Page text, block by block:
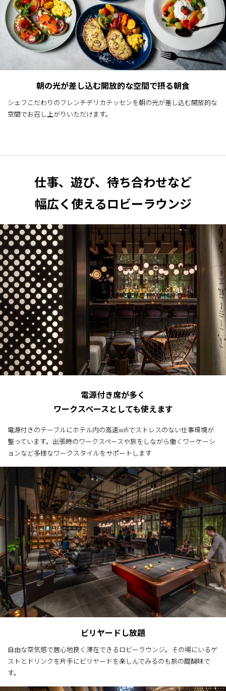
朝の光が差し込む開放的な空間で摂る朝食
シェフこだわりのフレンチデリカテッセンを朝の光が差し込む開放的な
空間でお召し上がりいただけます。
仕事、遊び、待ち合わせなど
幅広く使えるロビーラウンジ
電源付き席が多く
ワークスペースとしても使えます
電源付きのテーブルにホテル内の高速wifiでストレスのない仕事環境が
整っています。出張時のワークスペースや旅をしながら働くワーケーシ
ョンなど多様なワークスタイルをサポートします
ビリヤードし放題
自由な空気感で居心地良く滞在できるロビーラウンジ。​その場にいるゲ
ストとドリンクを片手にビリヤードを楽しんでみるのも旅の醍醐味で
す。